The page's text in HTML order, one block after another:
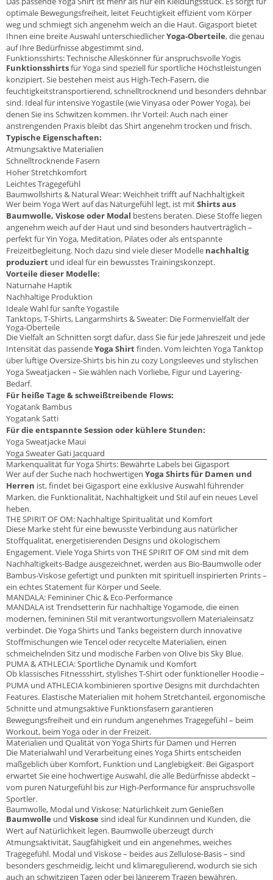
optimale Bewegungsfreiheit, leitet Feuchtigkeit effizient vom Körper
weg und schmiegt sich angenehm weich an die Haut. Gigasport bietet
Ihnen eine breite Auswahl unterschiedlicherYoga-Oberteile, die genau
auf Ihre Bedürfnisse abgestimmt sind.
Funktionsshirts: Technische Alleskönner für anspruchsvolle Yogis
Funktionsshirtsfür Yoga sind speziell für sportliche Höchstleistungen
konzipiert. Sie bestehen meist aus High-Tech-Fasern, die
feuchtigkeitstransportierend, schnelltrocknend und besonders dehnbar
sind. Ideal für intensive Yogastile (wie Vinyasa oder Power Yoga), bei
denen Sie ins Schwitzen kommen. Ihr Vorteil: Auch nach einer
anstrengenden Praxis bleibt das Shirt angenehm trocken und frisch.
Typische Eigenschaften:
Atmungsaktive Materialien
Schnelltrocknende Fasern
Hoher Stretchkomfort
Leichtes Tragegefühl
Baumwollshirts & Natural Wear: Weichheit trifft auf Nachhaltigkeit
Wer beim Yoga Wert auf das Naturgefühl legt, ist mitShirts aus
Baumwolle, Viskose oder Modal bestens beraten. Diese Stoffe liegen
angenehm weich auf der Haut und sind besonders hautverträglich –
perfekt für Yin Yoga, Meditation, Pilates oder als entspannte
Freizeitbegleitung. Noch dazu sind viele dieser Modelle nachhaltig
produziert und ideal für ein bewusstes Trainingskonzept.
Vorteile dieser Modelle:
Naturnahe Haptik
Nachhaltige Produktion
Ideale Wahl für sanfte Yogastile
Tanktops, T-Shirts, Langarmshirts & Sweater: Die Formenvielfalt der
Yoga-Oberteile
Die Vielfalt an Schnitten sorgt dafür, dass Sie für jede Jahreszeit und jede
Intensität das passendeYoga Shirtfinden. Vom leichten Yoga Tanktop
über luftige Oversize-Shirts bis hin zu cozy Longsleeves und stylischen
Yoga Sweatjacken – Sie wählen nach Vorliebe, Figur und Layering-
Bedarf.
Für heiße Tage & schweißtreibende Flows:
Yogatank Bambus
Yogatank Satti
Für die entspannte Session oder kühlere Stunden:
Yoga Sweatjacke Maui
Yoga Sweater Gati Jacquard
Markenqualität für Yoga Shirts: Bewährte Labels bei Gigasport
Wer auf der Suche nach hochwertigen Yoga Shirts für Damen und
Herren ist, findet bei Gigasport eine exklusive Auswahl führender
Marken, die Funktionalität, Nachhaltigkeit und Stil auf ein neues Level
heben.
THE SPIRIT OF OM: Nachhaltige Spiritualität und Komfort
Diese Marke steht für eine bewusste Verbindung aus natürlicher
Stoffqualität, energetisierenden Designs und ökologischem
Engagement. Viele Yoga Shirts von THE SPIRIT OF OM sind mit dem
Nachhaltigkeits-Badge ausgezeichnet, werden aus Bio-Baumwolle oder
Bambus-Viskose gefertigt und punkten mit spirituell inspirierten Prints –
ein echtes Statement für Körper und Seele.
MANDALA: Femininer Chic & Eco-Performance
MANDALA ist Trendsetterin für nachhaltige Yogamode, die einen
modernen, femininen Stil mit verantwortungsvollem Materialeinsatz
verbindet. Die Yoga Shirts und Tanks begeistern durch innovative
Stoffmischungen wie Tencel oder recycelte Materialien, einen
schmeichelnden Sitz und modische Farben von Olive bis Sky Blue.
PUMA & ATHLECIA: Sportliche Dynamik und Komfort
Ob klassisches Fitnessshirt, stylishes T-Shirt oder funktioneller Hoodie –
PUMA und ATHLECIA kombinieren sportive Designs mit durchdachten
Features. Elastische Materialien mit hohem Stretchanteil, ergonomische
Schnitte und atmungsaktive Funktionsfasern garantieren
Bewegungsfreiheit und ein rundum angenehmes Tragegefühl – beim
Workout, beim Yoga oder in der Freizeit.
Materialien und Qualität von Yoga Shirts für Damen und Herren
Die Materialwahl und Verarbeitung eines Yoga Shirts entscheiden
maßgeblich über Komfort, Funktion und Langlebigkeit. Bei Gigasport
erwartet Sie eine hochwertige Auswahl, die alle Bedürfnisse abdeckt –
vom puren Naturgefühl bis zur High-Performance für anspruchsvolle
Sportler.
Baumwolle, Modal und Viskose: Natürlichkeit zum Genießen
Baumwolle und Viskose sind ideal für Kundinnen und Kunden, die
Wert auf Natürlichkeit legen. Baumwolle überzeugt durch
Atmungsaktivität, Saugfähigkeit und ein angenehmes, weiches
Tragegefühl. Modal und Viskose – beides aus Zellulose-Basis – sind
besonders geschmeidig, leicht und klimaregulierend, wodurch sie sich
auch an schwitzigen Tagen oder bei längerem Tragen bewähren.